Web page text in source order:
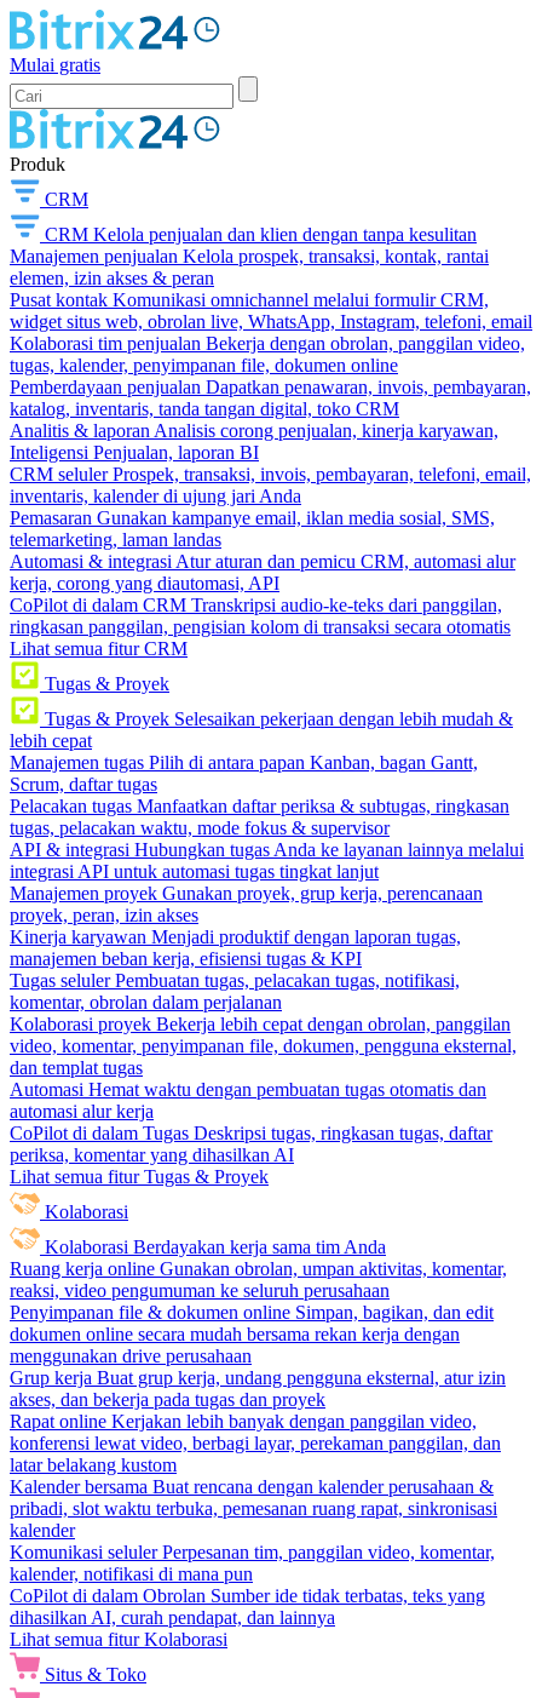
Mulai gratis
Produk
CRM
CRM Kelola penjualan dan klien dengan tanpa kesulitan
Manajemen penjualan Kelola prospek, transaksi, kontak, rantai
elemen, izin akses & peran
Pusat kontak Komunikasi omnichannel melalui formulir CRM,
widget situs web, obrolan live, WhatsApp, Instagram, telefoni, email
Kolaborasi tim penjualan Bekerja dengan obrolan, panggilan video,
tugas, kalender, penyimpanan file, dokumen online
Pemberdayaan penjualan Dapatkan penawaran, invois, pembayaran,
katalog, inventaris, tanda tangan digital, toko CRM
Analitis & laporan Analisis corong penjualan, kinerja karyawan,
Inteligensi Penjualan, laporan BI
CRM seluler Prospek, transaksi, invois, pembayaran, telefoni, email,
inventaris, kalender di ujung jari Anda
Pemasaran Gunakan kampanye email, iklan media sosial, SMS,
telemarketing, laman landas
Automasi & integrasi Atur aturan dan pemicu CRM, automasi alur
kerja, corong yang diautomasi, API
CoPilot di dalam CRM Transkripsi audio-ke-teks dari panggilan,
ringkasan panggilan, pengisian kolom di transaksi secara otomatis
Lihat semua fitur CRM
Tugas & Proyek
Tugas & Proyek Selesaikan pekerjaan dengan lebih mudah &
lebih cepat
Manajemen tugas Pilih di antara papan Kanban, bagan Gantt,
Scrum, daftar tugas
Pelacakan tugas Manfaatkan daftar periksa & subtugas, ringkasan
tugas, pelacakan waktu, mode fokus & supervisor
API & integrasi Hubungkan tugas Anda ke layanan lainnya melalui
integrasi API untuk automasi tugas tingkat lanjut
Manajemen proyek Gunakan proyek, grup kerja, perencanaan
proyek, peran, izin akses
Kinerja karyawan Menjadi produktif dengan laporan tugas,
manajemen beban kerja, efisiensi tugas & KPI
Tugas seluler Pembuatan tugas, pelacakan tugas, notifikasi,
komentar, obrolan dalam perjalanan
Kolaborasi proyek Bekerja lebih cepat dengan obrolan, panggilan
video, komentar, penyimpanan file, dokumen, pengguna eksternal,
dan templat tugas
Automasi Hemat waktu dengan pembuatan tugas otomatis dan
automasi alur kerja
CoPilot di dalam Tugas Deskripsi tugas, ringkasan tugas, daftar
periksa, komentar yang dihasilkan AI
Lihat semua fitur Tugas & Proyek
Kolaborasi
Kolaborasi Berdayakan kerja sama tim Anda
Ruang kerja online Gunakan obrolan, umpan aktivitas, komentar,
reaksi, video pengumuman ke seluruh perusahaan
Penyimpanan file & dokumen online Simpan, bagikan, dan edit
dokumen online secara mudah bersama rekan kerja dengan
menggunakan drive perusahaan
Grup kerja Buat grup kerja, undang pengguna eksternal, atur izin
akses, dan bekerja pada tugas dan proyek
Rapat online Kerjakan lebih banyak dengan panggilan video,
konferensi lewat video, berbagi layar, perekaman panggilan, dan
latar belakang kustom
Kalender bersama Buat rencana dengan kalender perusahaan &
pribadi, slot waktu terbuka, pemesanan ruang rapat, sinkronisasi
kalender
Komunikasi seluler Perpesanan tim, panggilan video, komentar,
kalender, notifikasi di mana pun
CoPilot di dalam Obrolan Sumber ide tidak terbatas, teks yang
dihasilkan AI, curah pendapat, dan lainnya
Lihat semua fitur Kolaborasi
Situs & Toko